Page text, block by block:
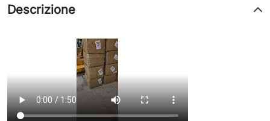
Descrizione